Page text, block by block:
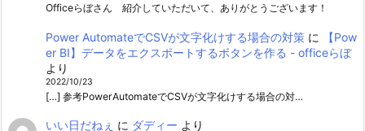
Officeらぼさん 紹介していただいて、ありがとうございます！
Power AutomateでCSVが文字化けする場合の対策に
【Pow
er BI】データをエクスポートするボタンを作る - officeらぼ
より
2022/10/23
[…] 参考PowerAutomateでCSVが文字化けする場合の対…
いい日だねぇ に ダディー より